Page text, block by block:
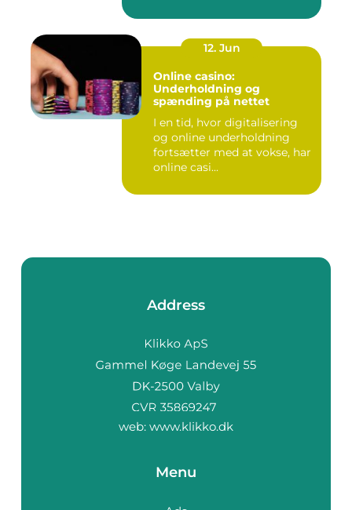
12. Jun
Online casino:
Underholdning og
spænding på nettet
I en tid, hvor digitalisering
og online underholdning
fortsætter med at vokse, har
online casi...
Address
web: www.klikko.dk
Menu